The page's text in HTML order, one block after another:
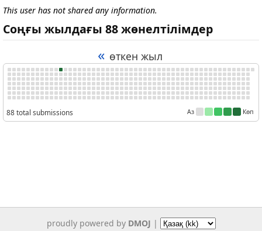
This user has not shared any information.
Соңғы жылдағы 88 жөнелтілімдер
« өткен жыл
88 total submissions Аз Көп
proudly powered by DMOJ |